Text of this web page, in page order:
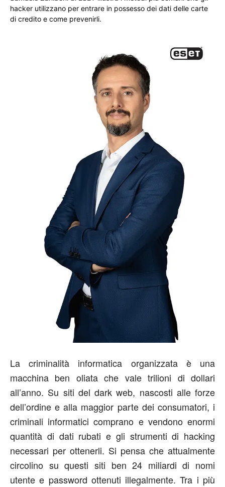
hacker utilizzano per entrare in possesso dei dati delle carte
di credito e come prevenirli.
La criminalità informatica organizzata è una
macchina ben oliata che vale trilioni di dollari
all’anno. Su siti del dark web, nascosti alle forze
dell’ordine e alla maggior parte dei consumatori, i
criminali informatici comprano e vendono enormi
quantità di dati rubati e gli strumenti di hacking
necessari per ottenerli. Si pensa che attualmente
circolino su questi siti ben 24 miliardi di nomi
utente e password ottenuti illegalmente. Tra i più